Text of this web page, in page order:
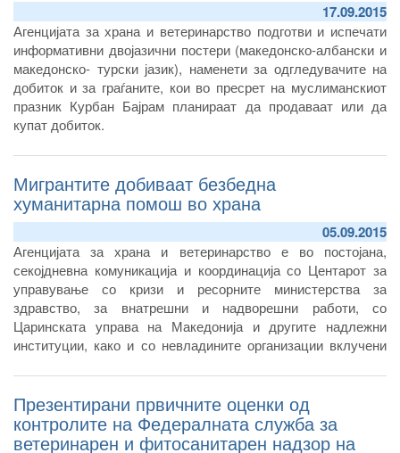
17.09.2015
Агенцијата за храна и ветеринарство подготви и испечати
информативни двојазични постери (македонско-албански и
македонско- турски јазик), наменети за одгледувачите на
добиток и за граѓаните, кои во пресрет на муслиманскиот
празник Курбан Бајрам планираат да продаваат или да
купат добиток.
Мигрантите добиваат безбедна
хуманитарна помош во храна
05.09.2015
Агенцијата за храна и ветеринарство е во постојана,
секојдневна комуникација и координација со Центарот за
управување со кризи и ресорните министерства за
здравство, за внатрешни и надворешни работи, со
Царинската управа на Македонија и другите надлежни
институции, како и со невладините организации вклучени
храна за мигрантите.
Презентирани првичните оценки од
контролите на Федералната служба за
ветеринарен и фитосанитарен надзор на